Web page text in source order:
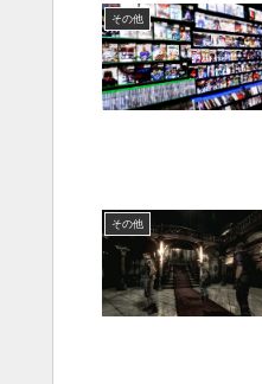
その他
その他